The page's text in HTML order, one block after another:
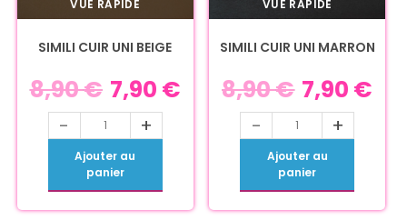
VUE RAPIDE
SIMILI CUIR UNI BEIGE
8,90€ 7,90 €
- +
Ajouter au
panier
VUE RAPIDE
SIMILI CUIR UNI MARRON
8,90€ 7,90 €
- +
Ajouter au
panier